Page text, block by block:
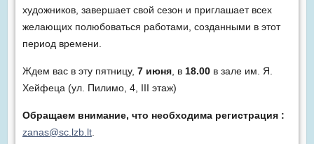
художников, завершает свой сезон и приглашает всех
желающих полюбоваться работами, созданными в этот
период времени.
Ждем вас в эту пятницу, 7 июня, в 18.00в зале им. Я.
Хейфеца (ул. Пилимо, 4, III этаж)
Обращаем внимание, что необходима регистрация :
zanas@sc.lzb.lt.